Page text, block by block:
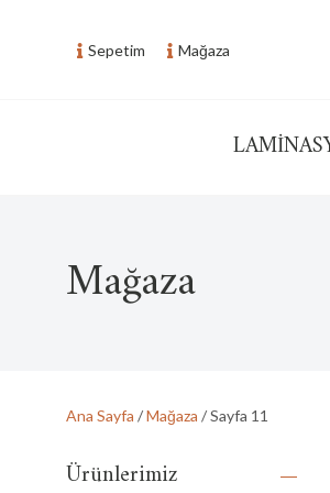
Sepetim Mağaza
Seri Ofis Ofis
Mağaza
Ana Sayfa /Mağaza / Sayfa 11
Ürünlerimiz